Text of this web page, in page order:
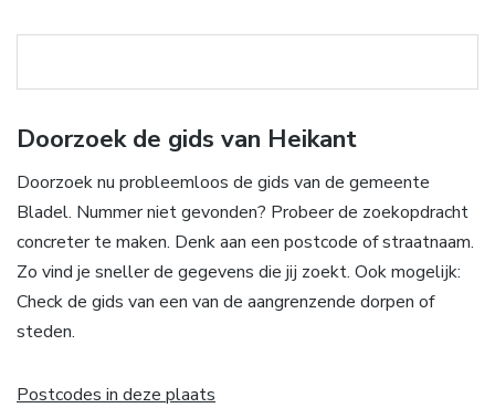
Doorzoek de gids van Heikant
Doorzoek nu probleemloos de gids van de gemeente
Bladel. Nummer niet gevonden? Probeer de zoekopdracht
concreter te maken. Denk aan een postcode of straatnaam.
Zo vind je sneller de gegevens die jij zoekt. Ook mogelijk:
Check de gids van een van de aangrenzende dorpen of
steden.
Postcodes in deze plaats